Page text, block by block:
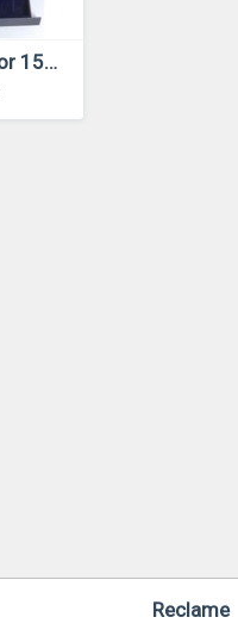
3 Showcases voor 150 champagnecapsules •
Reclame